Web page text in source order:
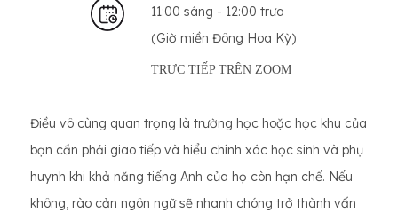
11:00 sáng - 12:00 trưa
(Giờ miền Đông Hoa Kỳ)
TRỰC TIẾP TRÊN ZOOM
Điều vô cùng quan trọng là trường học hoặc học khu của
bạn cần phải giao tiếp và hiểu chính xác học sinh và phụ
huynh khi khả năng tiếng Anh của họ còn hạn chế. Nếu
không, rào cản ngôn ngữ sẽ nhanh chóng trở thành vấn